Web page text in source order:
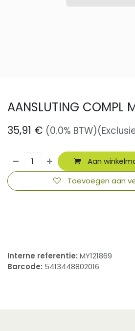
AANSLUTING COMPL
35,91 € (0.0% BTW)
Aan
Toevoegen aan
Interne referentie: MY121869
Barcode: 5413448802016